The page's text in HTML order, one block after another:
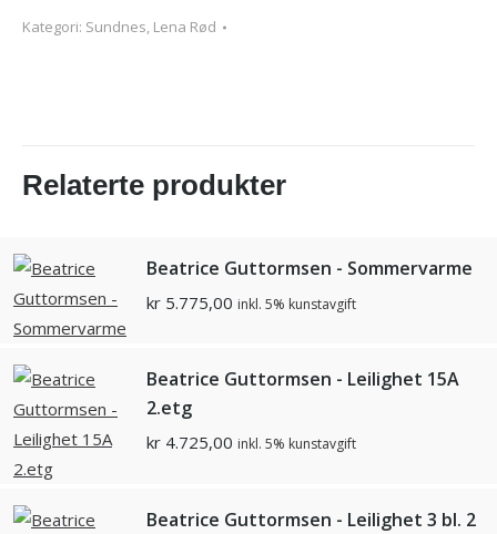
Kategori: Sundnes, Lena Rød
Relaterte produkter
Beatrice Guttormsen - Sommervarme
kr 5.775,00 inkl. 5% kunstavgift
Beatrice Guttormsen - Leilighet 15A
2.etg
kr 4.725,00 inkl. 5% kunstavgift
Beatrice Guttormsen - Leilighet 3 bl. 2